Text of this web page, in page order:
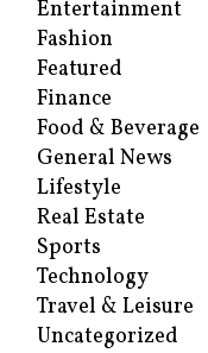
Entertainment
Fashion
Featured
Finance
Food & Beverage
General News
Lifestyle
Real Estate
Sports
Technology
Travel & Leisure
Uncategorized